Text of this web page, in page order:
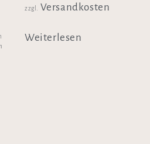
zzgl. Versandkosten
Weiterlesen